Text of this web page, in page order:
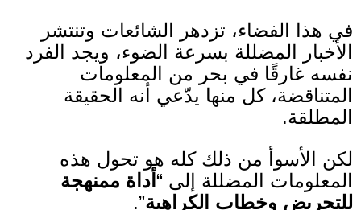
في هذا الفضاء، تزدهر الشائعات وتنتشر
الأخبار المضللة بسرعة الضوء، ويجد الفرد
نفسه غارقًا في بحر من المعلومات
المتناقضة، كل منها يدّعي أنه الحقيقة
المطلقة.
لكن الأسوأ من ذلك كله هو تحول هذه
المعلومات المضللة إلى “ أداة ممنهجة
للتحريض وخطاب الكراهية”
.